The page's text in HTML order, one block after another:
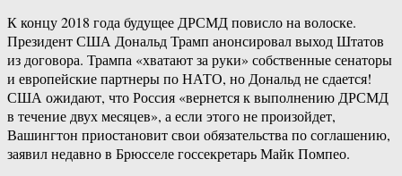
К концу 2018 года будущее ДРСМД повисло на волоске.
Президент США Дональд Трамп анонсировал выход Штатов
из договора. Трампа «хватают за руки» собственные сенаторы
и европейские партнеры по НАТО, но Дональд не сдается!
США ожидают, что Россия «вернется к выполнению ДРСМД
в течение двух месяцев», а если этого не произойдет,
Вашингтон приостановит свои обязательства по соглашению,
заявил недавно в Брюсселе госсекретарь Майк Помпео.